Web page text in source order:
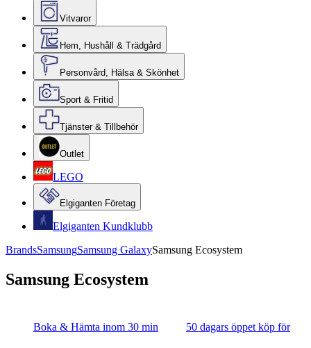
Vitvaror
Hem, Hushåll & Trädgård
Personvård, Hälsa & Skönhet
Sport & Fritid
Tjänster & Tillbehör
Outlet
LEGO
Elgiganten Företag
Elgiganten Kundklubb
BrandsSamsungSamsung GalaxySamsung Ecosystem
Samsung Ecosystem
Boka & Hämta inom 30 min 50 dagars öppet köp för